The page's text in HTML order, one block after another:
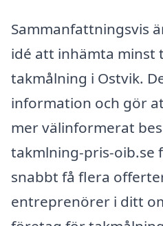
Sammanfattningsvis
idé att inhämta
takmålning i Ostvik.
information och gör
mer välinformerat
takmlning-pris-oib.se
snabbt få flera
entreprenörer i ditt